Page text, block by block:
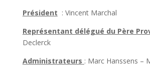
Président : Vincent Marchal
Représentant délégué du Père
Declerck
Administrateurs : Marc Hanssens –